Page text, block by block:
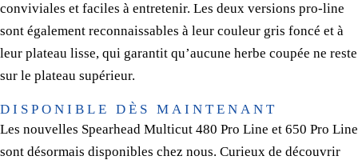
conviviales et faciles à entretenir. Les deux versions pro-line
sont également reconnaissables à leur couleur gris foncé et à
leur plateau lisse, qui garantit qu’aucune herbe coupée ne reste
sur le plateau supérieur.
DISPONIBLE DÈS MAINTENANT
Les nouvelles Spearhead Multicut 480 Pro Line et 650 Pro Line
sont désormais disponibles chez nous. Curieux de découvrir